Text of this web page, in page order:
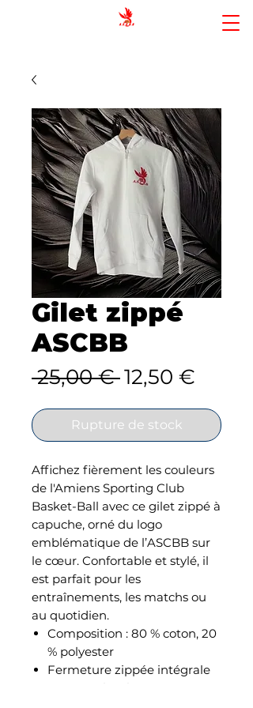
Gilet zippé
ASCBB
25,00 € Prix
12,50 €
Rupture de stock
Affichez fièrement les couleurs
de l'Amiens Sporting Club
Basket-Ball avec ce gilet zippé à
capuche, orné du logo
emblématique de l’ASCBB sur
le cœur. Confortable et stylé, il
est parfait pour les
entraînements, les matchs ou
au quotidien.
Composition : 80 % coton, 20
% polyester
Fermeture zippée intégrale